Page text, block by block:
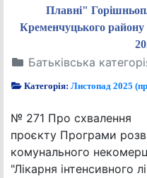
Плавні"
Кременчуцького району
Батьківська
Категорія:Листопад 2025
№ 271 Про схвалення
проєкту Програми
комунального
"Лікарня інтенсивного